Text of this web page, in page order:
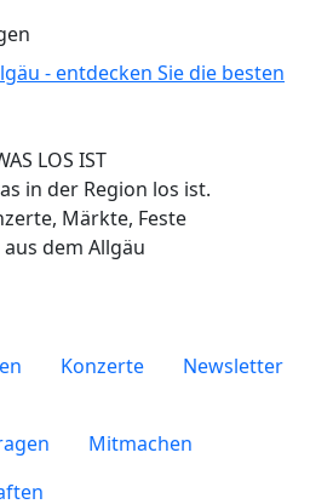
LOS IST
in der Region los ist.
Märkte, Feste
dem Allgäu
Konzerte
Newsletter
Mitmachen